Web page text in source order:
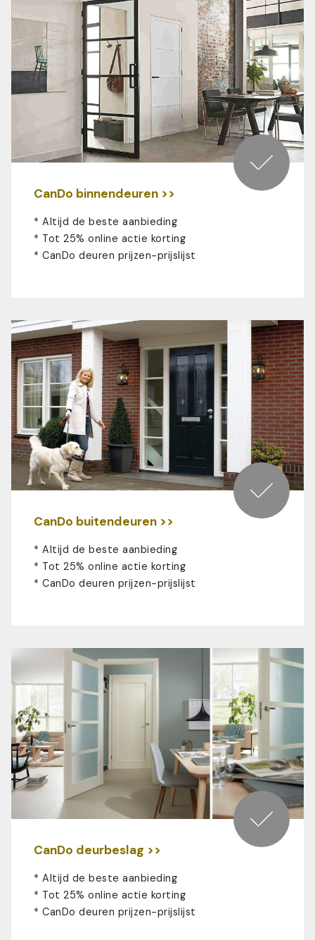
CanDo binnendeuren >>
* Altijd de beste aanbieding
* Tot 25% online actie korting
* CanDo deuren prijzen-prijslijst
CanDo buitendeuren >>
* Altijd de beste aanbieding
* Tot 25% online actie korting
* CanDo deuren prijzen-prijslijst
CanDo deurbeslag >>
* Altijd de beste aanbieding
* Tot 25% online actie korting
* CanDo deuren prijzen-prijslijst